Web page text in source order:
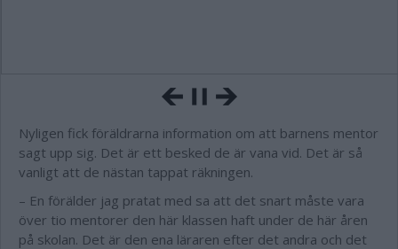
Nyligen fick föräldrarna information om att barnens mentor
sagt upp sig. Det är ett besked de är vana vid. Det är så
vanligt att de nästan tappat räkningen.
– En förälder jag pratat med sa att det snart måste vara
över tio mentorer den här klassen haft under de här åren
på skolan. Det är den ena läraren efter det andra och det